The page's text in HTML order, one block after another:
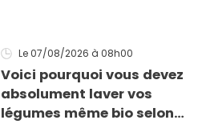
Le 07/08/2026 à 08h00
Voici pourquoi vous devez
absolument laver vos
légumes même bio selon